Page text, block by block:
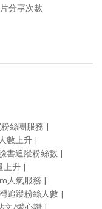
分享次數
絲團服務
數上升
書追蹤粉絲數
上升
人氣服務
追蹤粉絲人數
文/愛心讚